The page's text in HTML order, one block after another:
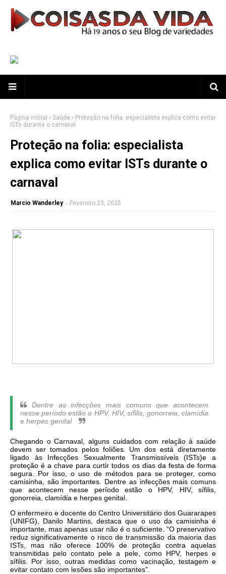
Página inicial Saúde
Proteção na folia: especialista explica como evitar
ISTs durante o carnaval
Proteção na folia: especialista
explica como evitar ISTs durante o
carnaval
Marcio Wanderley - Fevereiro 23, 2025
Dentre as infecções mais comuns que acontecem
nesse período estão o HPV, HIV, sífilis, gonorreia, clamídia
e herpes genital
Chegando o Carnaval, alguns cuidados com relação à saúde
devem ser tomados pelos foliões. Um dos está diretamente
ligado às Infecções Sexualmente Transmissíveis (ISTs)e a
proteção é a chave para curtir todos os dias da festa de forma
segura. Por isso, o uso de métodos para se proteger, como
camisinha, são importantes. Dentre as infecções mais comuns
que acontecem nesse período estão o HPV, HIV, sífilis,
gonorreia, clamídia e herpes genital.
O enfermeiro e docente do Centro Universitário dos Guararapes
(UNIFG), Danilo Martins, destaca que o uso da camisinha é
importante, mas apenas usar não é o suficiente. “O preservativo
reduz significativamente o risco de transmissão da maioria das
ISTs, mas não oferece 100% de proteção contra aquelas
transmitidas pelo contato pele a pele, como HPV, herpes e
sífilis. Por isso, outras medidas como vacinação, testagem e
evitar contato com lesões são importantes”.